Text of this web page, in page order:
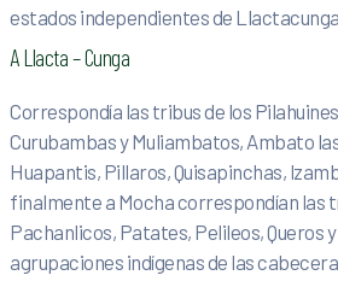
estados independientes de
A Llacta – Cunga
Correspondía las tribus de los
Curubambas y Muliambatos, Ambato
Huapantis, Pillaros, Quisapin­chas,
final­mente a Mocha correspondían las
Pachanlicos, Patates, Pelileos, Queros
agrupaciones indígenas de las